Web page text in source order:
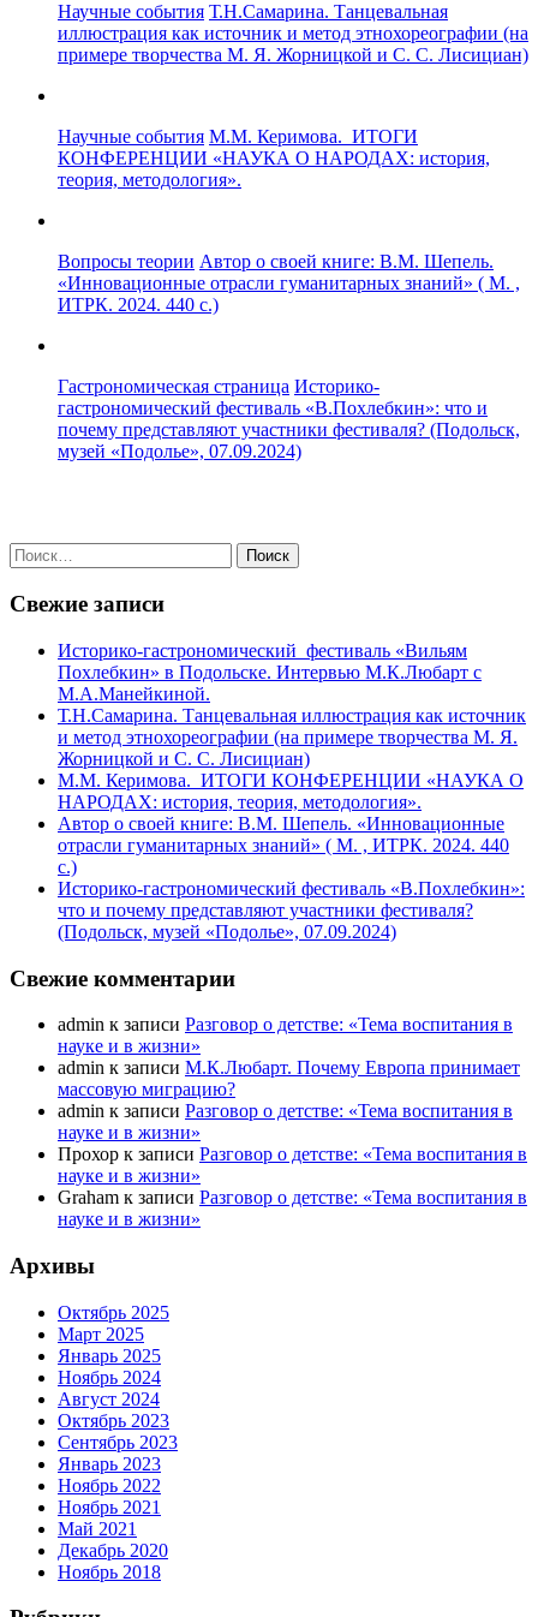
Научные события Т.Н.Самарина. Танцевальная
иллюстрация как источник и метод этнохореографии (на
примере творчества М. Я. Жорницкой и С. С. Лисициан)
Научные события М.М. Керимова. ИТОГИ
КОНФЕРЕНЦИИ «НАУКА О НАРОДАХ: история,
теория, методология».
Вопросы теории Автор о своей книге: В.М. Шепель.
«Инновационные отрасли гуманитарных знаний» ( М. ,
ИТРК. 2024. 440 с.)
Гастрономическая страница Историко-
гастрономический фестиваль «В.Похлебкин»: что и
почему представляют участники фестиваля? (Подольск,
музей «Подолье», 07.09.2024)
Найти:
Свежие записи
Историко-гастрономический фестиваль «Вильям
Похлебкин» в Подольске. Интервью М.К.Любарт с
М.А.Манейкиной.
Т.Н.Самарина. Танцевальная иллюстрация как источник
и метод этнохореографии (на примере творчества М. Я.
Жорницкой и С. С. Лисициан)
М.М. Керимова. ИТОГИ КОНФЕРЕНЦИИ «НАУКА О
НАРОДАХ: история, теория, методология».
Автор о своей книге: В.М. Шепель. «Инновационные
отрасли гуманитарных знаний» ( М. , ИТРК. 2024. 440
с.)
Историко-гастрономический фестиваль «В.Похлебкин»:
что и почему представляют участники фестиваля?
(Подольск, музей «Подолье», 07.09.2024)
Свежие комментарии
admin к записи Разговор о детстве: «Тема воспитания в
науке и в жизни»
admin к записи М.К.Любарт. Почему Европа принимает
массовую миграцию?
admin к записи Разговор о детстве: «Тема воспитания в
науке и в жизни»
Прохор к записи Разговор о детстве: «Тема воспитания в
науке и в жизни»
Graham к записи Разговор о детстве: «Тема воспитания в
науке и в жизни»
Архивы
Октябрь 2025
Март 2025
Январь 2025
Ноябрь 2024
Август 2024
Октябрь 2023
Сентябрь 2023
Январь 2023
Ноябрь 2022
Ноябрь 2021
Май 2021
Декабрь 2020
Ноябрь 2018